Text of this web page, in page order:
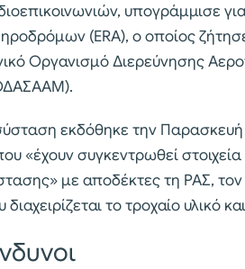
υπογράμμισε
(ERA), ο οποίος
Οργανισμό Διερεύνησης
εκδόθηκε την Παρασκευή
«έχουν συγκεντρωθεί
με αποδέκτες τη ΡΑΣ, τον
διαχειρίζεται το τροχαίο